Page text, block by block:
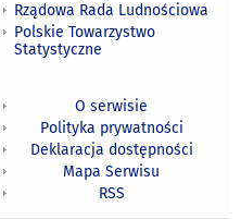
Rządowa Rada Ludnościowa
Polskie Towarzystwo
Statystyczne
O serwisie
Polityka prywatności
Deklaracja dostępności
Mapa Serwisu
RSS